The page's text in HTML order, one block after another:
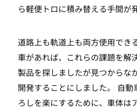
ら軽便トロに積み替える手間が
道路上も軌道上も両方使用でき
車があれば、これらの課題を解
製品を探しましたが見つからな
開発することにしました。 自
ろしを楽にするために、車体は